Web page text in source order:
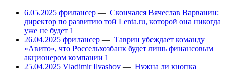
6.05.2025 фрилансер — Скончался Вячеслав Варванин:
директор по развитию той Lenta.ru, которой она никогда
уже не будет 1
26.04.2025 фрилансер — Таврин убеждает команду
«Авито», что Россельхозбанк будет лишь финансовым
акционером компании 1
25.04.2025 Vladimir Ilyashov — Нужна ли кнопка